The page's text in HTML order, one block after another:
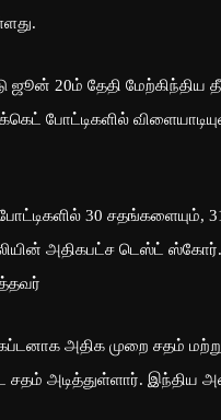
ஜூன் 20ம் தேதி மேற்கிந்திய
போட்டிகளில்
30 சதங்களையும்,
அதிகபட்ச டெஸ்ட்
அதிக முறை சதம்
அடித்துள்ளார். இந்திய